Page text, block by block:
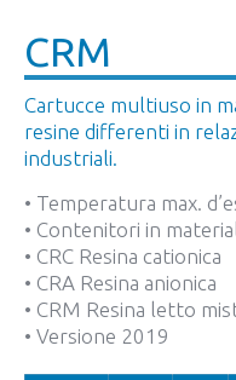
CRM
Cartucce multiuso in
resine differenti in
industriali.
• Temperatura max.
• Contenitori in
• CRC Resina cationica
• CRA Resina anionica
• CRM Resina letto
• Versione 2019